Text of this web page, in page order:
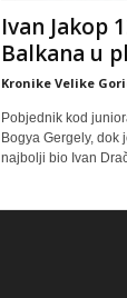
Ivan Jakop
Balkana u
Kronike Velike
Pobjednik kod
Bogya Gergely, dok
najbolji bio Ivan